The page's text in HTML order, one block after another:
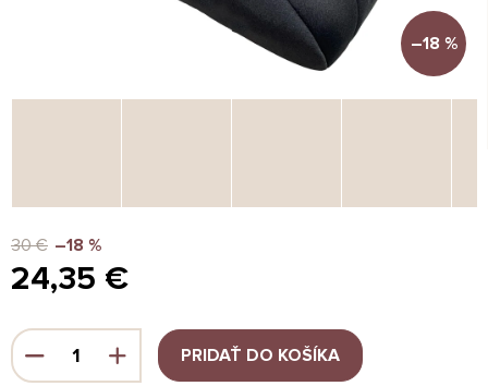
–18 %
30 € –18 %
24,35 €
cena:
PRIDAŤ DO KOŠÍKA